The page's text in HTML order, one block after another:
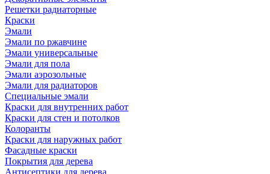
Решетки радиаторные
Краски
Эмали
Эмали по ржавчине
Эмали универсальные
Эмали для пола
Эмали аэрозольные
Эмали для радиаторов
Специальные эмали
Краски для внутренних работ
Краски для стен и потолков
Колоранты
Краски для наружных работ
Фасадные краски
Покрытия для дерева
Антисептики для дерева